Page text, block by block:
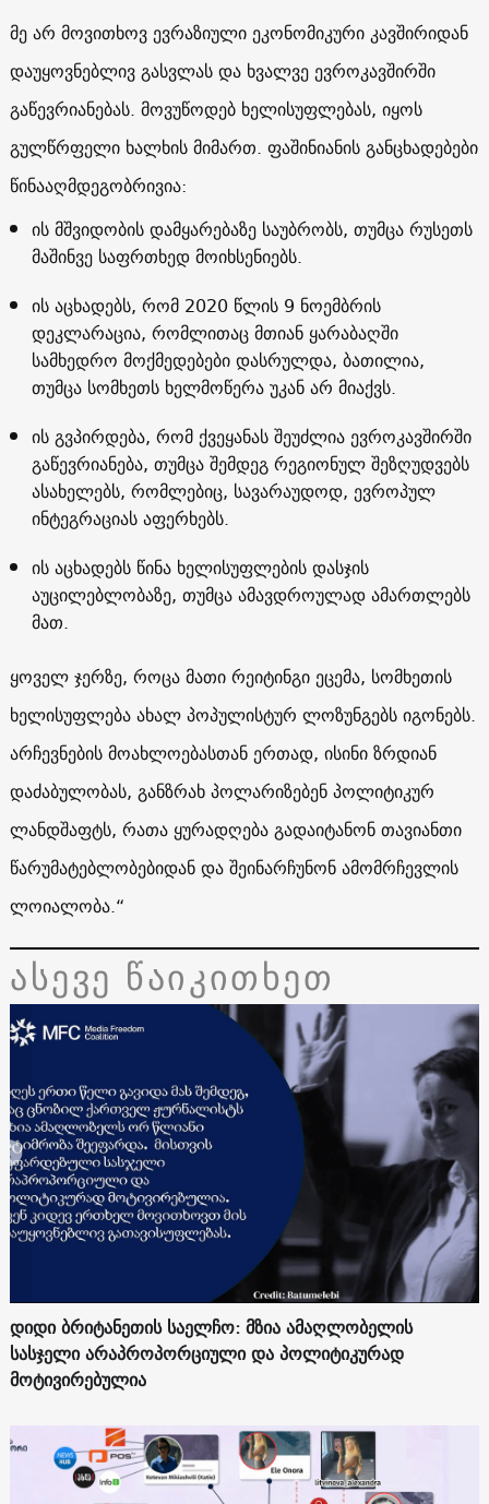
მე არ მოვითხოვ ევრაზიული ეკონომიკური კავშირიდან
დაუყოვნებლივ გასვლას და ხვალვე ევროკავშირში
გაწევრიანებას. მოვუწოდებ ხელისუფლებას, იყოს
გულწრფელი ხალხის მიმართ. ფაშინიანის განცხადებები
წინააღმდეგობრივია:
ის მშვიდობის დამყარებაზე საუბრობს, თუმცა რუსეთს
მაშინვე საფრთხედ მოიხსენიებს.
ის აცხადებს, რომ 2020 წლის 9 ნოემბრის
დეკლარაცია, რომლითაც მთიან ყარაბაღში
სამხედრო მოქმედებები დასრულდა, ბათილია,
თუმცა სომხეთს ხელმოწერა უკან არ მიაქვს.
ის გვპირდება, რომ ქვეყანას შეუძლია ევროკავშირში
გაწევრიანება, თუმცა შემდეგ რეგიონულ შეზღუდვებს
ასახელებს, რომლებიც, სავარაუდოდ, ევროპულ
ინტეგრაციას აფერხებს.
ის აცხადებს წინა ხელისუფლების დასჯის
აუცილებლობაზე, თუმცა ამავდროულად ამართლებს
მათ.
ყოველ ჯერზე, როცა მათი რეიტინგი ეცემა, სომხეთის
ხელისუფლება ახალ პოპულისტურ ლოზუნგებს იგონებს.
არჩევნების მოახლოებასთან ერთად, ისინი ზრდიან
დაძაბულობას, განზრახ პოლარიზებენ პოლიტიკურ
ლანდშაფტს, რათა ყურადღება გადაიტანონ თავიანთი
წარუმატებლობებიდან და შეინარჩუნონ ამომრჩევლის
ლოიალობა.“
ასევე წაიკითხეთ
დიდი ბრიტანეთის საელჩო: მზია ამაღლობელის
სასჯელი არაპროპორციული და პოლიტიკურად
მოტივირებულია